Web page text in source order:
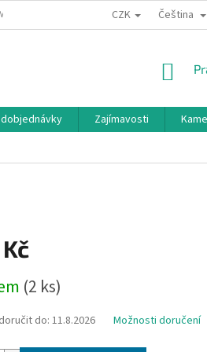
OCHRANY OSOBNÍCH ÚDAJŮ
CZK Čeština
Zajímavosti
(2 ks)
do: 11.8.2026 Možnosti doručení